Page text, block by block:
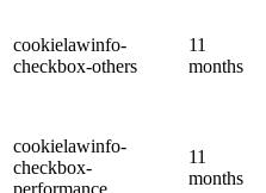
cookielawinfo-
checkbox-others
11
months
cookielawinfo-
checkbox-
performance
11
months